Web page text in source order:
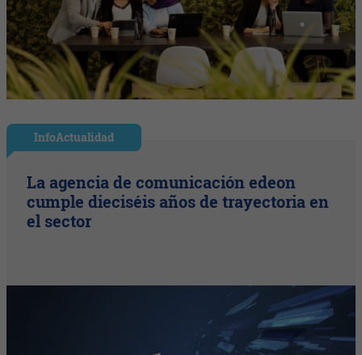
InfoActualidad
La agencia de comunicación edeon
cumple dieciséis años de trayectoria en
el sector